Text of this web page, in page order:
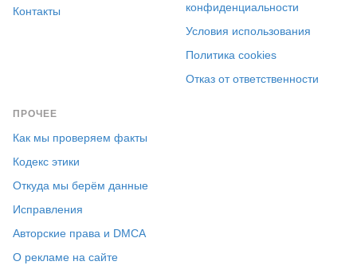
Контакты
конфиденциальности
Условия использования
Политика cookies
Отказ от ответственности
ПРОЧЕЕ
Как мы проверяем факты
Кодекс этики
Откуда мы берём данные
Исправления
Авторские права и DMCA
О рекламе на сайте